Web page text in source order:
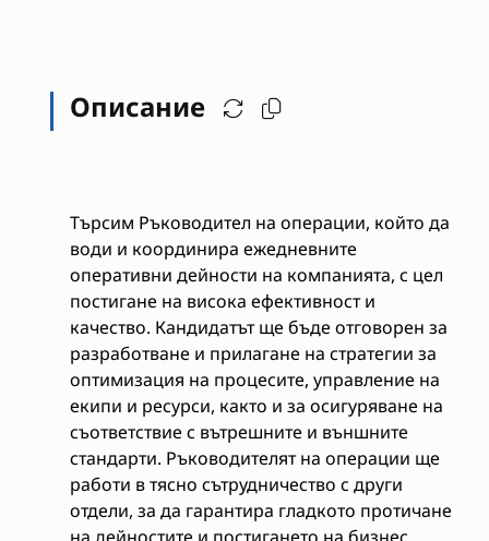
Описание
Търсим Ръководител на операции, който да
води и координира ежедневните
оперативни дейности на компанията, с цел
постигане на висока ефективност и
качество. Кандидатът ще бъде отговорен за
разработване и прилагане на стратегии за
оптимизация на процесите, управление на
екипи и ресурси, както и за осигуряване на
съответствие с вътрешните и външните
стандарти. Ръководителят на операции ще
работи в тясно сътрудничество с други
отдели, за да гарантира гладкото протичане
на дейностите и постигането на бизнес